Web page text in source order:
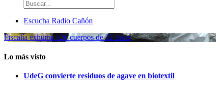
Escucha Radio Cañón
Fiscalía exhuma 126 cuerpos de 32 fosas
Lo más visto
UdeG convierte residuos de agave en biotextil